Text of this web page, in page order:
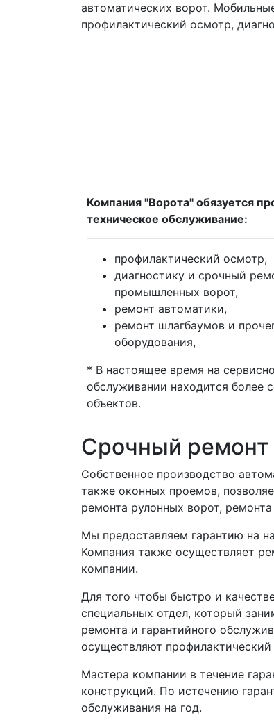
автоматических ворот.
профилактический осмотр,
Компания "Ворота" обязуется
техническое обслуживание:
профилактический осмотр,
диагностику и срочный
промышленных ворот,
ремонт автоматики,
ремонт шлагбаумов и
оборудования,
* В настоящее время на
обслуживании находится более
объектов.
Срочный ремонт
Собственное производство
также оконных проемов,
ремонта рулонных ворот,
Мы предоставляем гарантию на
Компания также осуществляет
компании.
Для того чтобы быстро и
специальных отдел, который
ремонта и гарантийного
осуществляют
Мастера компании в течение
конструкций. По истечению
обслуживания на год.